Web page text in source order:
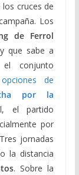
cruces de
Los
de Ferrol
que sabe a
conjunto
de
por la
el partido
por
jornadas
la distancia
. Sobre la